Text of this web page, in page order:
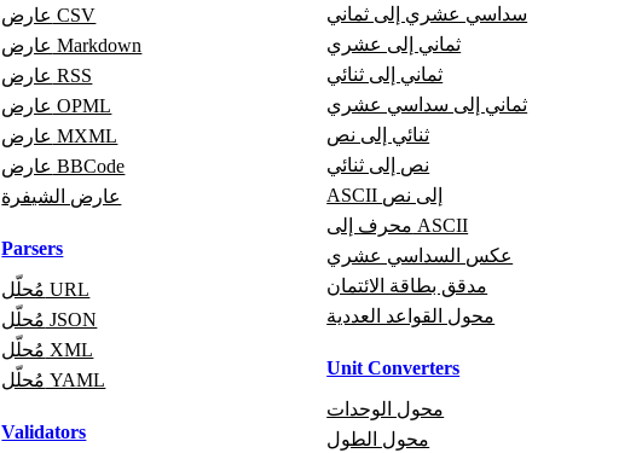
عارض CSV
عارض Markdown
عارض RSS
عارض OPML
عارض MXML
عارض BBCode
عارض الشيفرة
Parsers
مُحلّل URL
مُحلّل JSON
مُحلّل XML
مُحلّل YAML
Validators
سداسي عشري إلى ثماني
ثماني إلى عشري
ثماني إلى ثنائي
ثماني إلى سداسي عشري
ثنائي إلى نص
نص إلى ثنائي
ASCII إلى نص
محرف إلى ASCII
عكس السداسي عشري
مدقق بطاقة الائتمان
محول القواعد العددية
Unit Converters
محول الوحدات
محول الطول